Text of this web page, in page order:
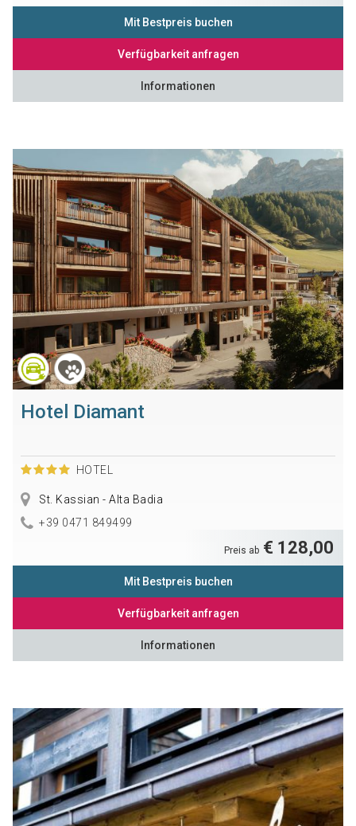
Mit Bestpreis buchen
Verfügbarkeit anfragen
Informationen
Hotel Diamant
HOTEL
St. Kassian - Alta Badia
+39 0471 849499
Preis ab € 128,00
Mit Bestpreis buchen
Verfügbarkeit anfragen
Informationen